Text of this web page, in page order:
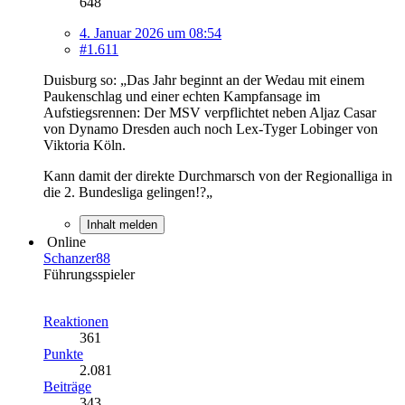
4. Januar 2026 um 08:54
#1.611
Duisburg so: „Das Jahr beginnt an der Wedau mit einem
Paukenschlag und einer echten Kampfansage im
Aufstiegsrennen: Der MSV verpflichtet neben Aljaz Casar
von Dynamo Dresden auch noch Lex-Tyger Lobinger von
Viktoria Köln.
Kann damit der direkte Durchmarsch von der Regionalliga in
die 2. Bundesliga gelingen!?„
Inhalt melden
Online
Schanzer88
Führungsspieler
Reaktionen
361
Punkte
2.081
Beiträge